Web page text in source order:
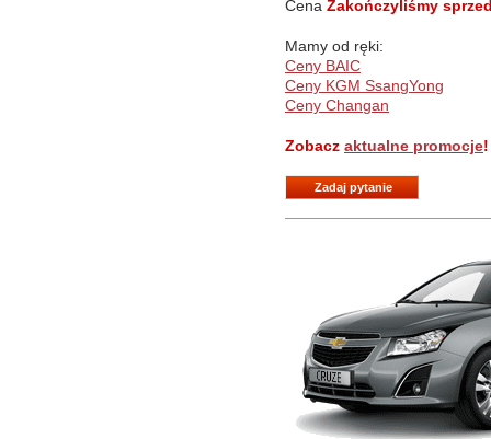
Cena Zakończyliśmy
Mamy od ręki:
Ceny BAIC
Ceny KGM SsangYong
Ceny Changan
Zobacz aktualne promocje!
Zadaj pytanie